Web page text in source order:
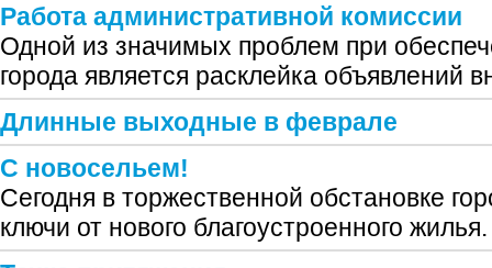
Работа административной комиссии
Одной из значимых проблем при
города является расклейка объявлений
Длинные выходные в феврале
С новосельем!
Сегодня в торжественной обстановке
ключи от нового благоустроенного жилья.